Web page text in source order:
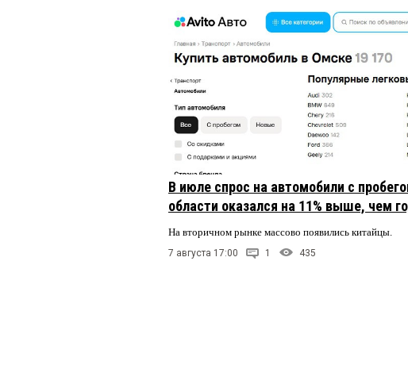
В июле спрос на автомобили с
области оказался на 11% выше, чем
На вторичном рынке массово появились китайцы.
7 августа 17:00 1 435